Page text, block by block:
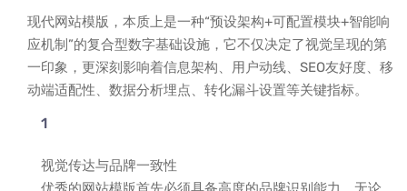
现代网站模版，本质上是一种“预设架构+可配置模块+智能响
应机制”的复合型数字基础设施，它不仅决定了视觉呈现的第
一印象，更深刻影响着信息架构、用户动线、SEO友好度、移
动端适配性、数据分析埋点、转化漏斗设置等关键指标。
视觉传达与品牌一致性